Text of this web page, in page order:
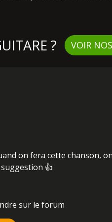
? VOIR
on fera cette chanson,
👍
sur le forum